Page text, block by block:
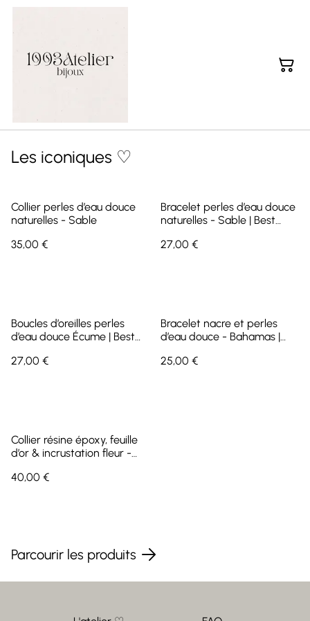
Les iconiques ♡
Collier perles d’eau douce
naturelles - Sable
35,00 €
Bracelet perles d’eau douce
naturelles - Sable | Best
27,00 €
Boucles d’oreilles perles
d’eau douce Écume | Best
27,00 €
Bracelet nacre et perles
d’eau douce - Bahamas |
25,00 €
Collier résine époxy, feuille
d’or & incrustation fleur -
40,00 €
Parcourir les produits